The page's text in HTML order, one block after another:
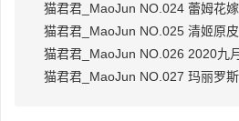
猫君君_MaoJun NO.024 蕾姆花
猫君君_MaoJun NO.025 清姬原
猫君君_MaoJun NO.026 2020九
猫君君_MaoJun NO.027 玛丽罗